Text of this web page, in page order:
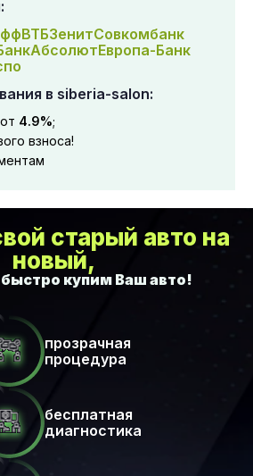
ВТБЗенитСовкомбанк
АбсолютЕвропа-Банк
в siberia-salon:
4.9%;
взноса!
старый авто на
новый,
прозрачная
процедура
бесплатная
диагностика